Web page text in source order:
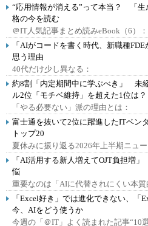
“応用情報が消える”って本当？ 「
格の今を読む
＠IT人気記事まとめ読みeBook（6）：
「AIがコードを書く時代、新職種
思う理由
40代だけ少し異なる：
約8割「内定期間中に学ぶべき」 未
ル2位「モチベ維持」を超えた1位は？
「やる必要ない」派の理由とは：
富士通を抜いて2位に躍進したITベ
トップ20
夏休みに振り返る2026年上半期ニュー
「AI活用する新人増えてOJT負担増
悩
重要なのは「AIに代替されにくい本質
「Excel好き」では進化できない、「
今、AIをどう使うか
今週の「＠IT」よく読まれた記事“10選